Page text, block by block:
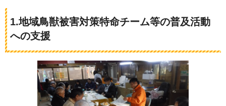
1.地域鳥獣被害対策特命チーム等の普及活動
への支援